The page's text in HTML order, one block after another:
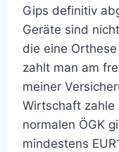
Gips definitiv
Geräte sind
die eine
zahlt man am
meiner
Wirtschaft zahle
normalen ÖGK
mindestens